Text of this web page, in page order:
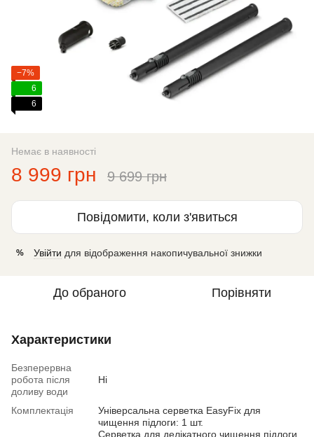
−7%
6
6
Немає в наявності
8 999 грн 9 699 грн
Повідомити, коли з'явиться
% Увійти для відображення накопичувальної знижки
До обраного Порівняти
Характеристики
Безперервна
робота після
доливу води
Ні
Комплектація
Універсальна серветка EasyFix для
чищення підлоги: 1 шт.
Серветка для делікатного чищення підлоги